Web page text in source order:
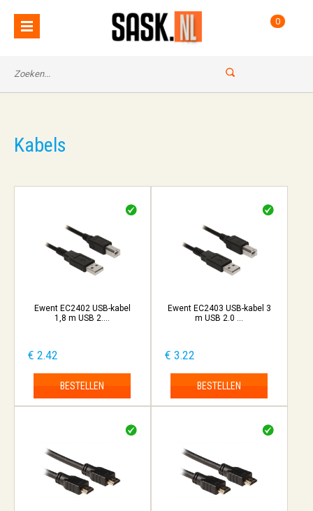
0
Kabels
Ewent EC2402 USB-kabel
1,8 m USB 2....
€ 2.42
BESTELLEN
Ewent EC2403 USB-kabel 3
m USB 2.0 ...
€ 3.22
BESTELLEN